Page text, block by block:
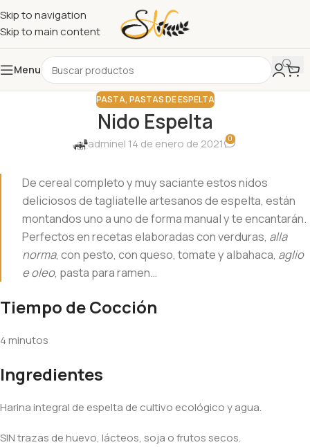
Skip to navigation
Skip to main content
Menu
PASTA, PASTAS DE ESPELTA
Nido Espelta
adminel 14 de enero de 2021 0
De cereal completo y muy saciante estos nidos
deliciosos de tagliatelle artesanos de espelta, están
montandos uno a uno de forma manual y te encantarán.
Perfectos en recetas elaboradas con verduras, alla
norma, con pesto, con queso, tomate y albahaca, aglio
e oleo, pasta para ramen…
Tiempo de Cocción
4 minutos
Ingredientes
Harina integral de espelta de cultivo ecológico y agua.
SIN trazas de huevo, lácteos, soja o frutos secos.